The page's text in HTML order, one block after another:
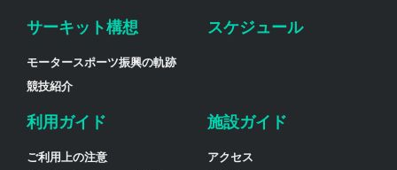
サーキット構想
モータースポーツ振興の軌跡
競技紹介
スケジュール
利用ガイド
ご利用上の注意
施設ガイド
アクセス